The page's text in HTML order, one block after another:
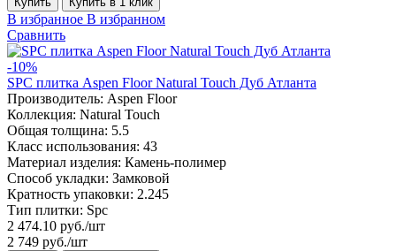
В избранное В избранном
Сравнить
-10%
SPC плитка Aspen Floor Natural Touch Дуб Атланта
Производитель: Aspen Floor
Коллекция: Natural Touch
Общая толщина: 5.5
Класс использования: 43
Материал изделия: Камень-полимер
Способ укладки: Замковой
Кратность упаковки: 2.245
Тип плитки: Spc
2 474.10 руб./шт
2 749 руб./шт